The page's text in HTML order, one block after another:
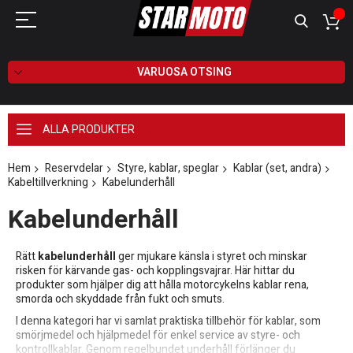
VARUOSA OTSING
ALLA PRODUKTER
Hem Reservdelar Styre, kablar, speglar
Kablar (set, andra)
Kabeltillverkning
Kabelunderhåll
Kabelunderhåll
Rättkabelunderhållger mjukare känsla i styret och minskar
risken för kärvande gas- och kopplingsvajrar. Här hittar du
produkter som hjälper dig att hålla motorcykelns kablar rena,
smorda och skyddade från fukt och smuts.
I denna kategori har vi samlat praktiska tillbehör för kablar, som
smörjmedel och hjälpmedel för enkel service av styre- och
kontrollkablar. Genom regelbundet underhåll förlänger du